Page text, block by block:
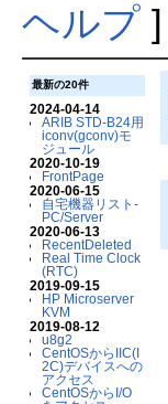
ヘルプ]
最新の20件
2024-04-14
ARIB STD-B24用
iconv(gconv)モ
ジュール
2020-10-19
FrontPage
2020-06-15
自宅機器リスト-
PC/Server
2020-06-13
RecentDeleted
Real Time Clock
(RTC)
2019-09-15
HP Microserver
KVM
2019-08-12
u8g2
CentOSからIIC(I
2C)デバイスへの
アクセス
CentOSからI/O